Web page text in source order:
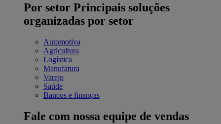
Por setor Principais soluções
organizadas por setor
Automotiva
Agricultura
Logística
Manufatura
Varejo
Saúde
Bancos e finanças
Fale com nossa equipe de vendas